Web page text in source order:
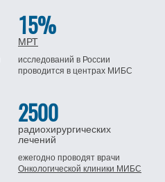
15%
МРТ
исследований в России
проводится в центрах МИБС
2500
радиохирургических
лечений
ежегодно проводят врачи
Онкологической клиники МИБС